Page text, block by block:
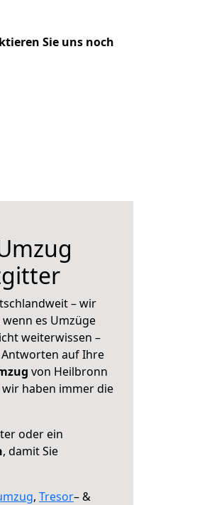
Sie uns noch
– wir
es Umzüge
weiterwissen –
Antworten auf Ihre
von Heilbronn
wir haben immer die
oder ein
, damit Sie
, Tresor– &